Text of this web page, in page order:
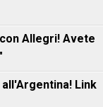
Allegri! Avete
Link